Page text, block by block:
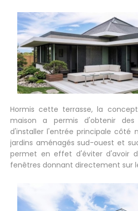
Hormis cette terrasse, la
maison a permis d'obtenir
d'installer l'entrée principale côté
jardins aménagés sud-ouest et
permet en effet d'éviter d'avoir
fenêtres donnant directement sur